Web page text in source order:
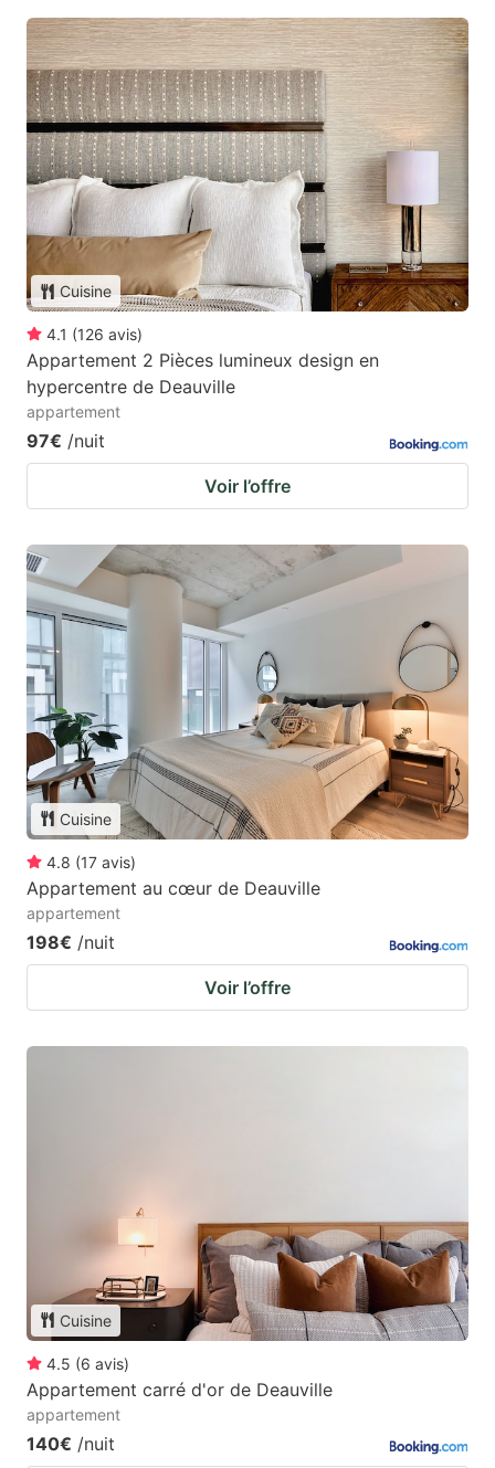
Cuisine
4.1 (126 avis)
Appartement 2 Pièces lumineux design en
hypercentre de Deauville
appartement
97€ /nuit
Voir l’offre
Cuisine
4.8 (17 avis)
Appartement au cœur de Deauville
appartement
198€ /nuit
Voir l’offre
Cuisine
4.5 (6 avis)
Appartement carré d'or de Deauville
appartement
140€ /nuit